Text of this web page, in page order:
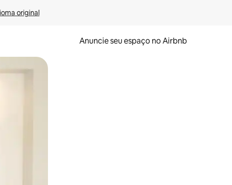
original
Anuncie seu espaço no Airbnb
e deslizando o dedo na tela.